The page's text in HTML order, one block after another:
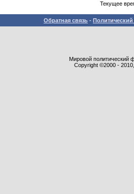
Текущее
Обратная связь -
Мировой политический
Copyright ©2000 -